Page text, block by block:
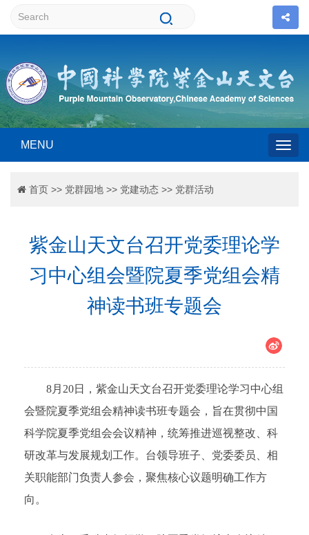
MENU
首页 >> 党群园地 >> 党建动态 >> 党群活动
紫金山天文台召开党委理论学
习中心组会暨院夏季党组会精
神读书班专题会
8月20日，紫金山天文台召开党委理论学习中心组
会暨院夏季党组会精神读书班专题会，旨在贯彻中国
科学院夏季党组会会议精神，统筹推进巡视整改、科
研改革与发展规划工作。台领导班子、党委委员、相
关职能部门负责人参会，聚焦核心议题明确工作方
向。